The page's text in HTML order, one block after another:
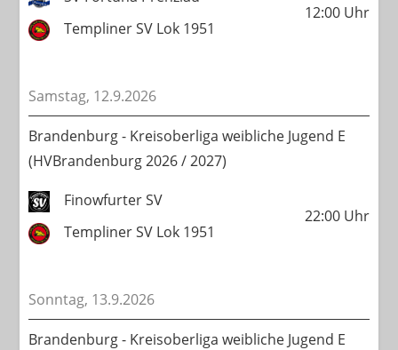
Templiner SV Lok 1951
12:00Uhr
Samstag, 12.9.2026
Brandenburg - Kreisoberliga weibliche Jugend E
(HVBrandenburg 2026 / 2027)
Finowfurter SV
Templiner SV Lok 1951
22:00Uhr
Sonntag, 13.9.2026
Brandenburg - Kreisoberliga weibliche Jugend E